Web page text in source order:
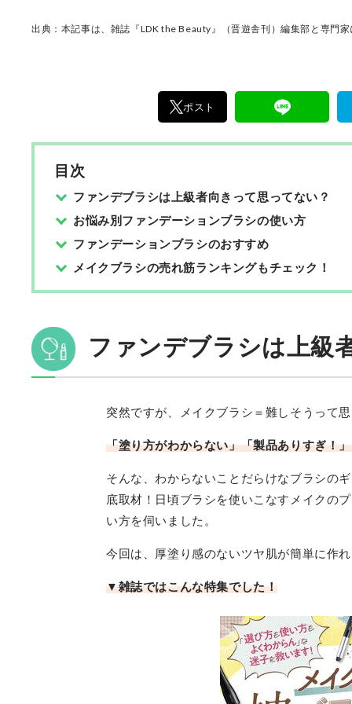
出典：本記事は、雑誌『LDK the Beauty』（晋遊舎刊）編集部と専門
ポスト
目次
ファンデブラシは上級者向きって思ってない？
お悩み別ファンデーションブラシの使い方
ファンデーションブラシのおすすめ
メイクブラシの売れ筋ランキングもチェック！
ファンデブラシは上級
突然ですが、メイクブラシ＝難しそうって
「塗り方がわからない」「製品ありすぎ！
そんな、わからないことだらけなブラシの
底取材！日頃ブラシを使いこなすメイクの
い方を伺いました。
今回は、厚塗り感のないツヤ肌が簡単に作
▼雑誌ではこんな特集でした！